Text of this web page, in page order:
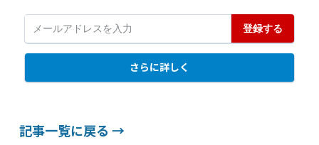
記事一覧に戻る →